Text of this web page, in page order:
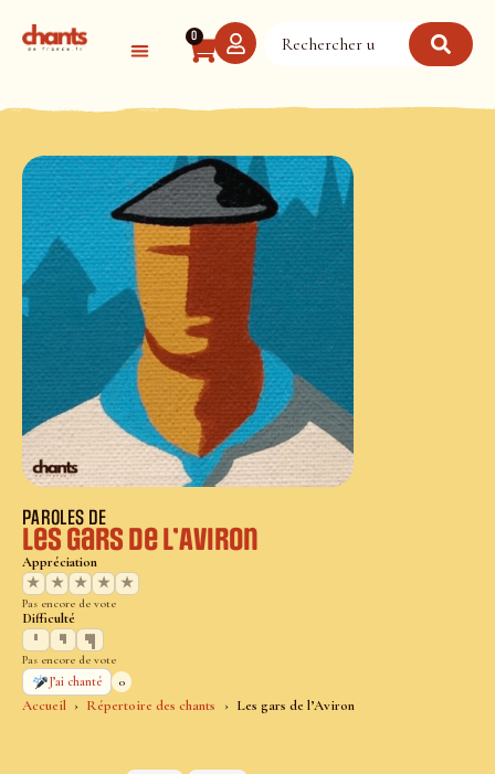
0
Accueil Répertoire des chants Les gars de l’Aviron
PAROLES DE
Les gars de l’Aviron
Appréciation
★
★ ★ ★ ★
Pas encore de vote
Difficulté
Pas encore de vote
J’ai chanté
0